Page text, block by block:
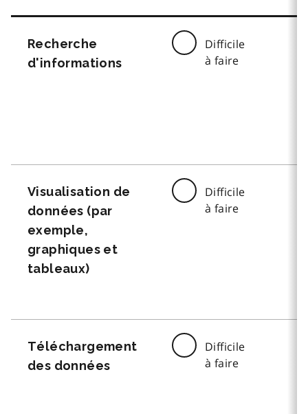
Recherche
d'informations
Difficile
à faire
Visualisation de
données (par
exemple,
graphiques et
tableaux)
Difficile
à faire
Téléchargement
des données
Difficile
à faire